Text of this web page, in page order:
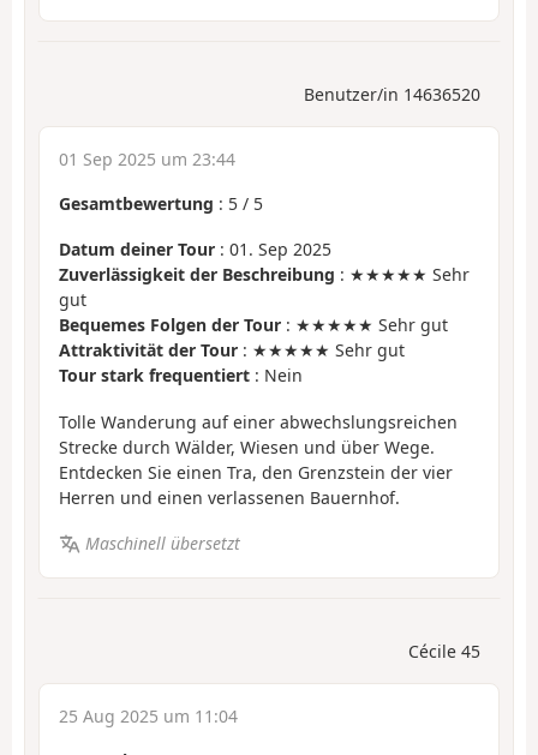
Benutzer/in 14636520
01 Sep 2025 um 23:44
Gesamtbewertung : 5 / 5
Datum deiner Tour : 01. Sep 2025
Zuverlässigkeit der Beschreibung : ★★★★★ Sehr
gut
Bequemes Folgen der Tour : ★★★★★ Sehr gut
Attraktivität der Tour : ★★★★★ Sehr gut
Tour stark frequentiert : Nein
Tolle Wanderung auf einer abwechslungsreichen
Strecke durch Wälder, Wiesen und über Wege.
Entdecken Sie einen Tra, den Grenzstein der vier
Herren und einen verlassenen Bauernhof.
Maschinell übersetzt
Cécile 45
25 Aug 2025 um 11:04